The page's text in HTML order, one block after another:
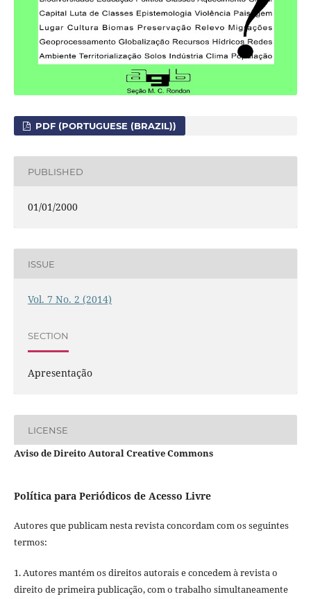
PDF (PORTUGUESE (BRAZIL))
PUBLISHED
01/01/2000
ISSUE
Vol. 7 No. 2 (2014)
SECTION
Apresentação
LICENSE
Aviso de Direito Autoral Creative Commons
Política para Periódicos de Acesso Livre
Autores que publicam nesta revista concordam com os seguintes
termos:
1. Autores mantém os direitos autorais e concedem à revista o
direito de primeira publicação, com o trabalho simultaneamente